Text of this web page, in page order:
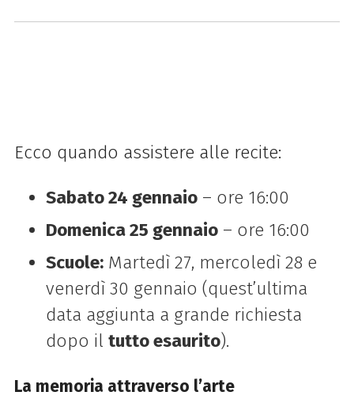
Ecco quando assistere alle recite:
Sabato 24 gennaio– ore 16:00
Domenica 25 gennaio– ore 16:00
Scuole:Martedì 27, mercoledì 28 e
venerdì 30 gennaio (quest’ultima
data aggiunta a grande richiesta
dopo il tutto esaurito).
La memoria attraverso l’arte